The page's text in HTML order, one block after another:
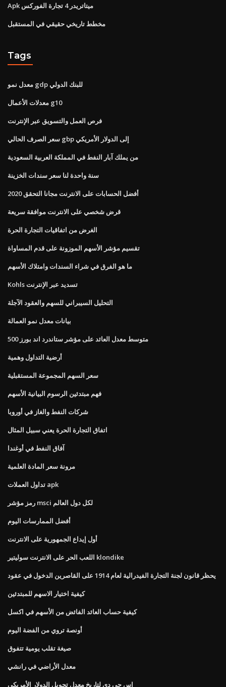
Apk ميتاتريدر 4 تجارة الفوركس
مخطط تاريخي حقيقي في المستقبل
Tags
معدل نمو gdp للبنك الدولي
معدلات الأعمال g10
فرص العمل والتسويق عبر الإنترنت
سعر الصرف الحالي gbp إلى الدولار الأمريكي
من يملك آبار النفط في المملكة العربية السعودية
سنة واحدة لنا سعر سندات الخزينة
أفضل الحسابات على الانترنت مجانا التحقق 2020
قرض شخصي على الانترنت موافقة سريعة
الغرض من اتفاقيات التجارة الحرة
تقسيم مؤشر الأسهم الموزونة على قدم المساواة
ما هو الفرق في شراء السندات وامتلاك الأسهم
Kohls تسديد عبر الإنترنت
التحليل السيبراني للسهم والعقود الآجلة
بيانات معدل نمو العمالة
متوسط ​​معدل العائد على مؤشر ستاندرد اند بورز 500
أرضية التداول وهمية
سعر السهم المجموعة المستقبلية
فهم مبتدئين الرسوم البيانية الأسهم
شركات النفط والغاز في أوروبا
اتفاق التجارة الحرة يعني سبيل المثال
آفاق النفط في أوغندا
مرونة سعر المادة العلمية
تداول العملات apk
رمز مؤشر msci لكل دول العالم
أفضل الممارسات اليوم
أول إيداع الجمهورية على الانترنت
اللعب الحر على الانترنت سوليتير klondike
يحظر قانون لجنة التجارة الفيدرالية لعام 1914 على القاصرين الدخول في عقود
كيفية اختيار الاسهم للمبتدئين
كيفية حساب العائد الفائض من الأسهم في اكسل
أونصة تروي من الفضة اليوم
صيغة تقلب يومية تتفوق
معدل الأراضي في رانشي
إس جي دي لتاريخ معدل تحويل الدولار الأمريكي